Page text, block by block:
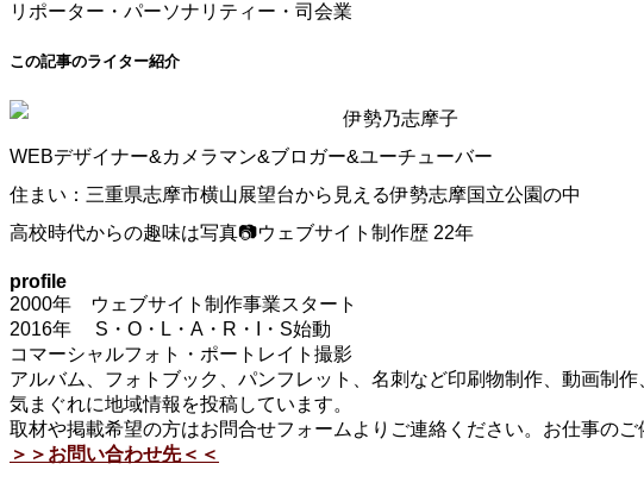
リポーター・パーソナリティー・司会業
この記事のライター紹介
伊勢乃志摩子
WEBデザイナー&カメラマン&ブロガー&ユーチューバー
住まい：三重県志摩市横山展望台から見える伊勢志摩国立公園の中
高校時代からの趣味は写真📷ウェブサイト制作歴 22年
profile
2000年 ウェブサイト制作事業スタート
2016年 S・O・L・A・R・I・S始動
コマーシャルフォト・ポートレイト撮影
アルバム、フォトブック、パンフレット、名刺など印刷物制作、動画制作
気まぐれに地域情報を投稿しています。
取材や掲載希望の方はお問合せフォームよりご連絡ください。お仕事のご
＞＞お問い合わせ先＜＜